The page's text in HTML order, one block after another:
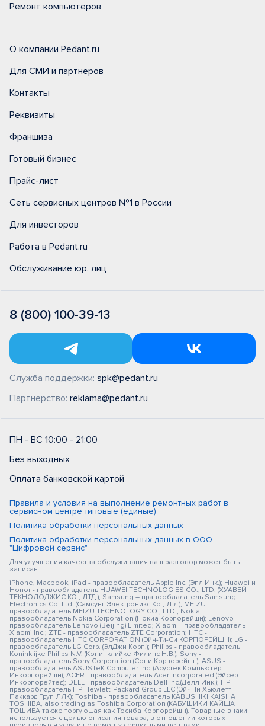
Ремонт компьютеров
О компании Pedant.ru
Для СМИ и партнеров
Контакты
Реквизиты
Франшиза
Готовый бизнес
Прайс-лист
Сеть сервисных центров №1 в России
Для инвесторов
Работа в Pedant.ru
Обслуживание юр. лиц
8 (800) 100-39-13
Служба поддержки: spk@pedant.ru
Партнерство: reklama@pedant.ru
ПН - ВС 10:00 - 21:00
Без выходных
Оплата банковской картой
Правила и условия на выполнение ремонтных работ в
сервисном центре типовые (единые)
Политика обработки персональных данных
Политика обработки персональных данных в ООО
"Цифровой сервис"
Для улучшения качества обслуживания ваш разговор может быть
записан
iPhone, Macbook, iPad - правообладатель Apple Inc. (Эпл Инк.); Huawei и
Honor - правообладатель HUAWEI TECHNOLOGIES CO., LTD. (ХУАВЕЙ
ТЕКНОЛОДЖИС КО., ЛТД.); Samsung – правообладатель Samsung
Electronics Co. Ltd. (Самсунг Электроникс Ко., Лтд.); MEIZU -
правообладатель MEIZU TECHNOLOGY CO., LTD.; Nokia -
правообладатель Nokia Corporation (Нокиа Корпорейшн); Lenovo -
правообладатель Lenovo (Beijing) Limited; Xiaomi - правообладатель
Xiaomi Inc.; ZTE - правообладатель ZTE Corporation; HTC -
правообладатель HTC CORPORATION (Эйч-Ти-Си КОРПОРЕЙШН); LG -
правообладатель LG Corp. (ЭлДжи Корп.); Philips - правообладатель
Koninklijke Philips N.V. (Конинклийке Филипс Н.В.); Sony -
правообладатель Sony Corporation (Сони Корпорейшн); ASUS -
правообладатель ASUSTeK Computer Inc. (Асустек Компьютер
Инкорпорейшн); ACER - правообладатель Acer Incorporated (Эйсер
Инкорпорейтед); DELL - правообладатель Dell Inc.(Делл Инк.); HP -
правообладатель HP Hewlett-Packard Group LLC (ЭйчПи Хьюлетт
Паккард Груп ЛЛК); Toshiba - правообладатель KABUSHIKI KAISHA
TOSHIBA, also trading as Toshiba Corporation (КАБУШИКИ КАЙША
ТОШИБА также торгующая как Тосиба Корпорейшн). Товарные знаки
используется с целью описания товара, в отношении которых